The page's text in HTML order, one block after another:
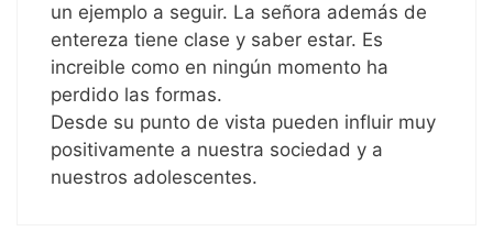
un ejemplo a seguir. La señora además de
entereza tiene clase y saber estar. Es
increible como en ningún momento ha
perdido las formas.
Desde su punto de vista pueden influir muy
positivamente a nuestra sociedad y a
nuestros adolescentes.